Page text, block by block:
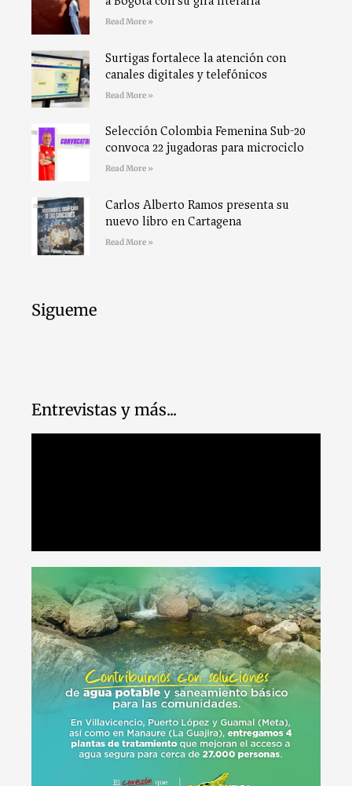
Read More »
Surtigas fortalece la atención con
canales digitales y telefónicos
Read More »
Selección Colombia Femenina Sub-20
convoca 22 jugadoras para microciclo
Read More »
Carlos Alberto Ramos presenta su
nuevo libro en Cartagena
Read More »
Sigueme
Entrevistas y más...